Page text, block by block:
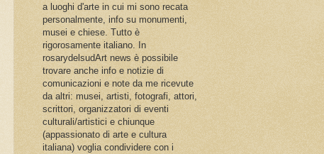
a luoghi d'arte in cui mi sono recata
personalmente, info su monumenti,
musei e chiese. Tutto è
rigorosamente italiano. In
rosarydelsudArt news è possibile
trovare anche info e notizie di
comunicazioni e note da me ricevute
da altri: musei, artisti, fotografi, attori,
scrittori, organizzatori di eventi
culturali/artistici e chiunque
(appassionato di arte e cultura
italiana) voglia condividere con i